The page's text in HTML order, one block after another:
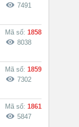
7491
Mã số: 1858
8038
Mã số: 1859
7302
Mã số: 1861
5847